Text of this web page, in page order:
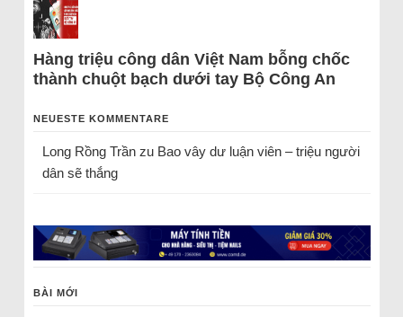
Hàng triệu công dân Việt Nam bỗng chốc
thành chuột bạch dưới tay Bộ Công An
NEUESTE KOMMENTARE
Long Rồng Trầnzu Bao vây dư luận viên – triệu người
dân sẽ thắng
BÀI MỚI